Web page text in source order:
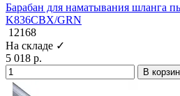
Барабан для наматывания шланга
K836CBX/GRN
12168
На складе ✓
5 018 р.
В